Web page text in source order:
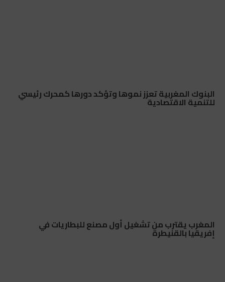
البنوك المغربية تعزز نموها وتؤكد دورها كمحرك رئيسي
للتنمية الاقتصادية
المغرب يقترب من تشغيل أول مصنع للبطاريات في
إفريقيا بالقنيطرة